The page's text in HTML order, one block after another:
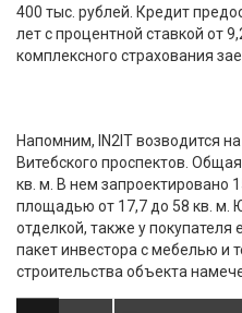
400 тыс. рублей. Кредит
лет с процентной ставкой от
комплексного страхования
Напомним, IN2IT возводится
Витебского проспектов.
кв. м. В нем запроектировано
площадью от 17,7 до 58 кв. м.
отделкой, также у
пакет инвестора с мебелью и
строительства объекта